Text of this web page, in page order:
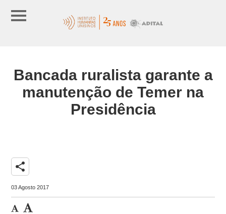
Bancada ruralista garante a
manutenção de Temer na
Presidência
share
03 Agosto 2017